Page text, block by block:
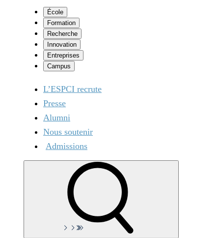
École
Formation
Recherche
Innovation
Entreprises
Campus
L’ESPCI recrute
Presse
Alumni
Nous soutenir
Admissions